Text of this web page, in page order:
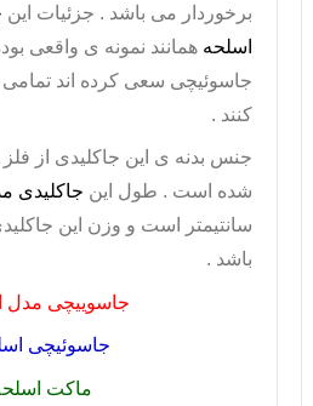
برخوردار می باشد . جزئیات این
اسلحه همانند نمونه ی واقعی
جاسوئیچی سعی کرده اند
کنند .
جنس بدنه ی این جاکلیدی از فلز
شده است . طول این جاکلیدی
باشد .
جاسوییچی مدل
جاسوئیچی
ماکت